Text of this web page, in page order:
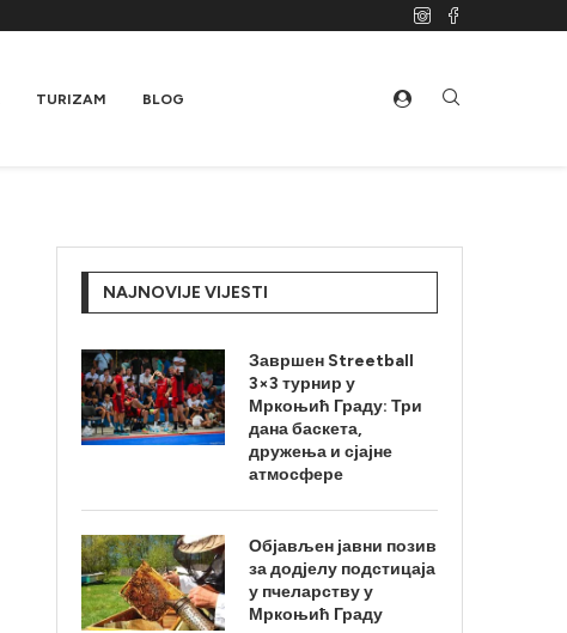
TURIZAM BLOG
NAJNOVIJE VIJESTI
Завршен Streetball
3×3 турнир у
Мркоњић Граду: Три
дана баскета,
дружења и сјајне
атмосфере
Објављен јавни позив
за додјелу подстицаја
у пчеларству у
Мркоњић Граду